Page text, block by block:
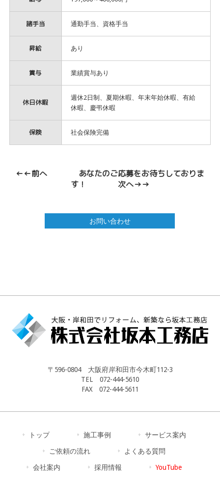
諸手当 通勤手当、資格手当
昇給 あり
賞与 業績賞与あり
休日休暇
週休2日制、夏期休暇、年末年始休暇、有給
休暇、慶弔休暇
保険 社会保険完備
←←前へあなたのご応募をお待ちしておりま
す！ 次へ→→
お問い合わせ
〒596-0804 大阪府岸和田市今木町112-3
TEL 072-444-5610
FAX 072-444-5611
トップ 施工事例 サービス案内
ご依頼の流れ よくある質問
会社案内 採用情報 YouTube